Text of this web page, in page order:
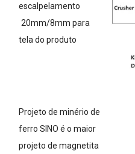
escalpelamento
20mm/8mm para
tela do produto
Projeto de minério de
ferro SINO é o maior
projeto de magnetita